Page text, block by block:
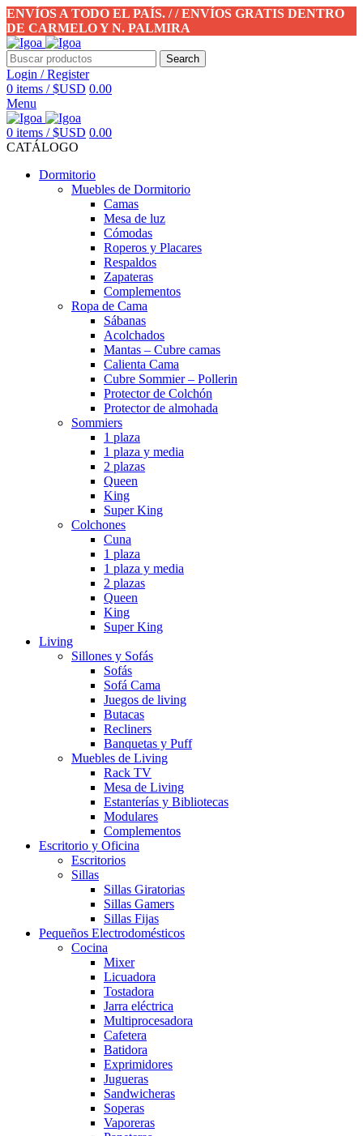
ENVÍOS A TODO EL PAÍS. / / ENVÍOS GRATIS DENTRO
DE CARMELO Y N. PALMIRA
Search
Login / Register
0 items / $USD 0.00
Menu
0 items / $USD 0.00
CATÁLOGO
Dormitorio
Muebles de Dormitorio
Camas
Mesa de luz
Cómodas
Roperos y Placares
Respaldos
Zapateras
Complementos
Ropa de Cama
Sábanas
Acolchados
Mantas – Cubre camas
Calienta Cama
Cubre Sommier – Pollerin
Protector de Colchón
Protector de almohada
Sommiers
1 plaza
1 plaza y media
2 plazas
Queen
King
Super King
Colchones
Cuna
1 plaza
1 plaza y media
2 plazas
Queen
King
Super King
Living
Sillones y Sofás
Sofás
Sofá Cama
Juegos de living
Butacas
Recliners
Banquetas y Puff
Muebles de Living
Rack TV
Mesa de Living
Estanterías y Bibliotecas
Modulares
Complementos
Escritorio y Oficina
Escritorios
Sillas
Sillas Giratorias
Sillas Gamers
Sillas Fijas
Pequeños Electrodomésticos
Cocina
Mixer
Licuadora
Tostadora
Jarra eléctrica
Multiprocesadora
Cafetera
Batidora
Exprimidores
Jugueras
Sandwicheras
Soperas
Vaporeras